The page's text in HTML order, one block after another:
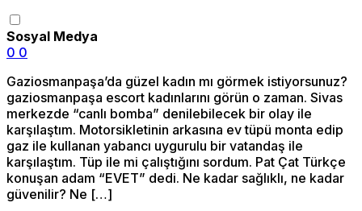
Sosyal Medya
0 0
Gaziosmanpaşa’da güzel kadın mı görmek istiyorsunuz?
gaziosmanpaşa escort kadınlarını görün o zaman. Sivas
merkezde “canlı bomba” denilebilecek bir olay ile
karşılaştım. Motorsikletinin arkasına ev tüpü monta edip
gaz ile kullanan yabancı uygurulu bir vatandaş ile
karşılaştım. Tüp ile mi çalıştığını sordum. Pat Çat Türkçe
konuşan adam “EVET” dedi. Ne kadar sağlıklı, ne kadar
güvenilir? Ne […]